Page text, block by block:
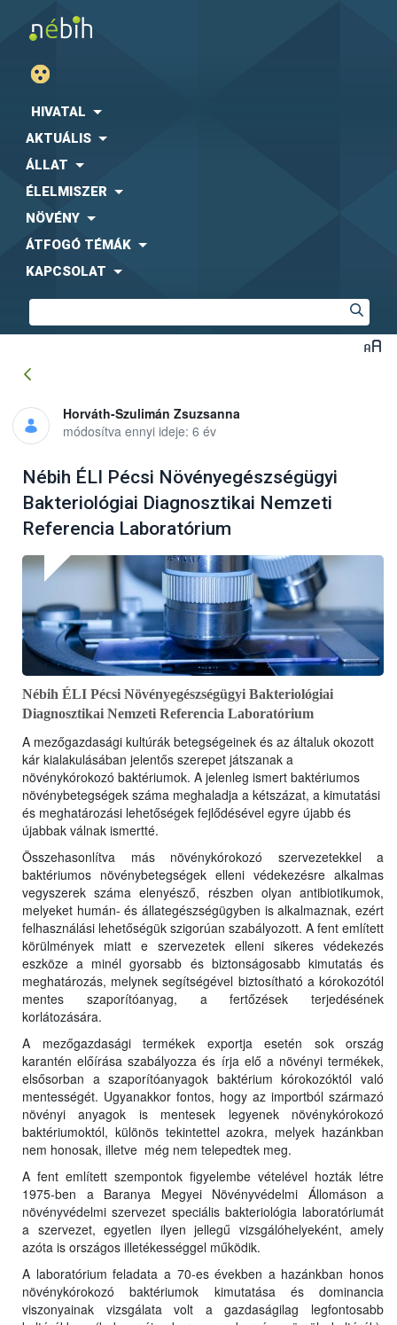
HIVATAL
AKTUÁLIS
ÁLLAT
ÉLELMISZER
NÖVÉNY
ÁTFOGÓ TÉMÁK
KAPCSOLAT
Horváth-Szulimán Zsuzsanna
módosítva ennyi ideje: 6 év
Nébih ÉLI Pécsi Növényegészségügyi
Bakteriológiai Diagnosztikai Nemzeti
Referencia Laboratórium
Nébih ÉLI Pécsi Növényegészségügyi Bakteriológiai
Diagnosztikai Nemzeti Referencia Laboratórium
A mezőgazdasági kultúrák betegségeinek és az általuk okozott
kár kialakulásában jelentős szerepet játszanak a
növénykórokozó baktériumok. A jelenleg ismert baktériumos
növénybetegségek száma meghaladja a kétszázat, a kimutatási
és meghatározási lehetőségek fejlődésével egyre újabb és
újabbak válnak ismertté.
Összehasonlítva más növénykórokozó szervezetekkel a
baktériumos növénybetegségek elleni védekezésre alkalmas
vegyszerek száma elenyésző, részben olyan antibiotikumok,
melyeket humán- és állategészségügyben is alkalmaznak, ezért
felhasználási lehetőségük szigorúan szabályozott. A fent említett
körülmények miatt e szervezetek elleni sikeres védekezés
eszköze a minél gyorsabb és biztonságosabb kimutatás és
meghatározás, melynek segítségével biztosítható a kórokozótól
mentes szaporítóanyag, a fertőzések terjedésének
korlátozására.
A mezőgazdasági termékek exportja esetén sok ország
karantén előírása szabályozza és írja elő a növényi termékek,
elsősorban a szaporítóanyagok baktérium kórokozóktól való
mentességét. Ugyanakkor fontos, hogy az importból származó
növényi anyagok is mentesek legyenek növénykórokozó
baktériumoktól, különös tekintettel azokra, melyek hazánkban
nem honosak, illetve még nem telepedtek meg.
A fent említett szempontok figyelembe vételével hozták létre
1975-ben a Baranya Megyei Növényvédelmi Állomáson a
növényvédelmi szervezet speciális bakteriológia laboratóriumát
a szervezet, egyetlen ilyen jellegű vizsgálóhelyeként, amely
azóta is országos illetékességgel működik.
A laboratórium feladata a 70-es években a hazánkban honos
növénykórokozó baktériumok kimutatása és dominancia
viszonyainak vizsgálata volt a gazdaságilag legfontosabb